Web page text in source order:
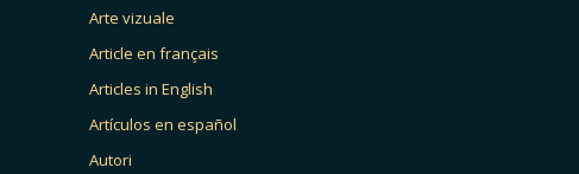
Arte vizuale
Article en français
Articles in English
Artículos en español
Autori